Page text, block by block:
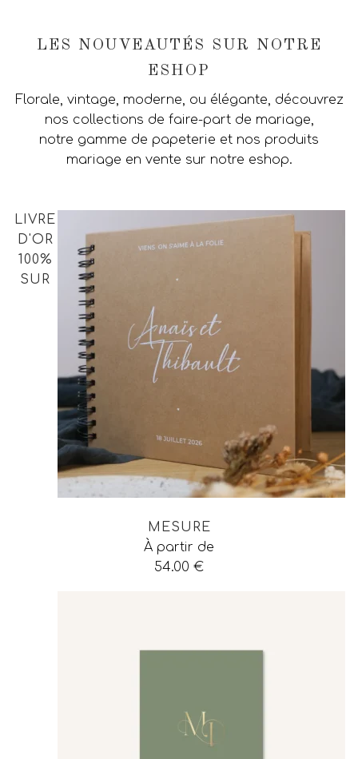
LES NOUVEAUTÉS SUR NOTRE
ESHOP
Florale, vintage, moderne, ou élégante, découvrez
nos collections de faire-part de mariage,
notre gamme de papeterie et nos produits
mariage en vente sur notre eshop.
LIVRE
D'OR
100%
SUR
MESURE
À partir de
54.00 €